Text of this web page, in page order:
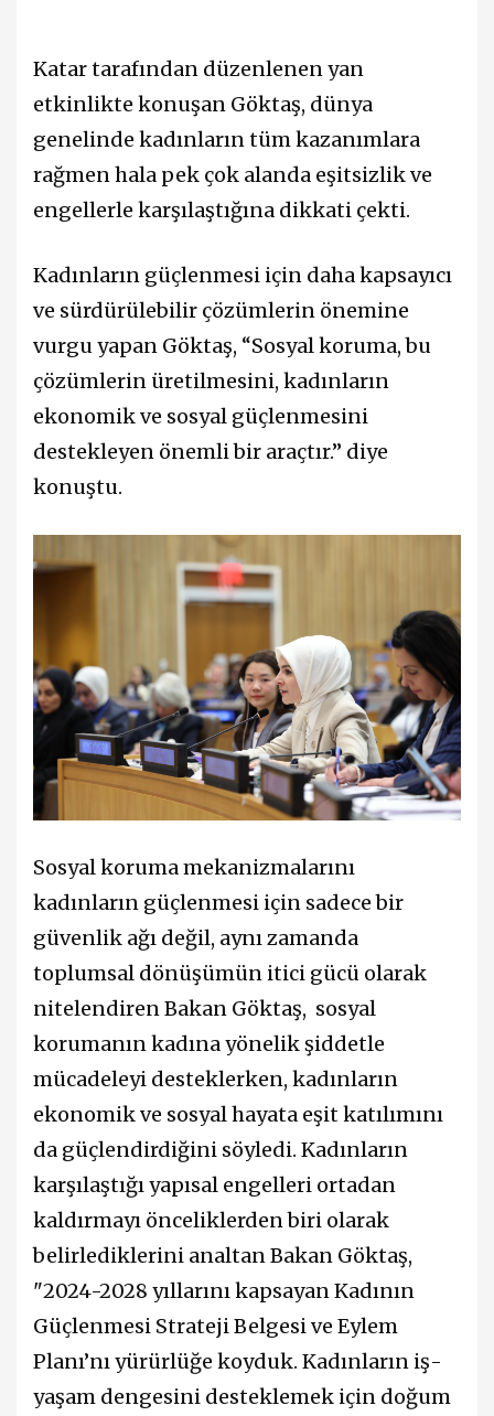
Katar tarafından düzenlenen yan
etkinlikte konuşan Göktaş, dünya
genelinde kadınların tüm kazanımlara
rağmen hala pek çok alanda eşitsizlik ve
engellerle karşılaştığına dikkati çekti.
Kadınların güçlenmesi için daha kapsayıcı
ve sürdürülebilir çözümlerin önemine
vurgu yapan Göktaş, “Sosyal koruma, bu
çözümlerin üretilmesini, kadınların
ekonomik ve sosyal güçlenmesini
destekleyen önemli bir araçtır.” diye
konuştu.
Sosyal koruma mekanizmalarını
kadınların güçlenmesi için sadece bir
güvenlik ağı değil, aynı zamanda
toplumsal dönüşümün itici gücü olarak
nitelendiren Bakan Göktaş, sosyal
korumanın kadına yönelik şiddetle
mücadeleyi desteklerken, kadınların
ekonomik ve sosyal hayata eşit katılımını
da güçlendirdiğini söyledi. Kadınların
karşılaştığı yapısal engelleri ortadan
kaldırmayı önceliklerden biri olarak
belirlediklerini analtan Bakan Göktaş,
"2024-2028 yıllarını kapsayan Kadının
Güçlenmesi Strateji Belgesi ve Eylem
Planı’nı yürürlüğe koyduk. Kadınların iş-
yaşam dengesini desteklemek için doğum